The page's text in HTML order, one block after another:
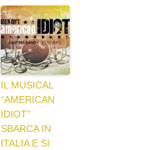
IL MUSICAL
“AMERICAN
IDIOT”
SBARCA IN
ITALIA E SI